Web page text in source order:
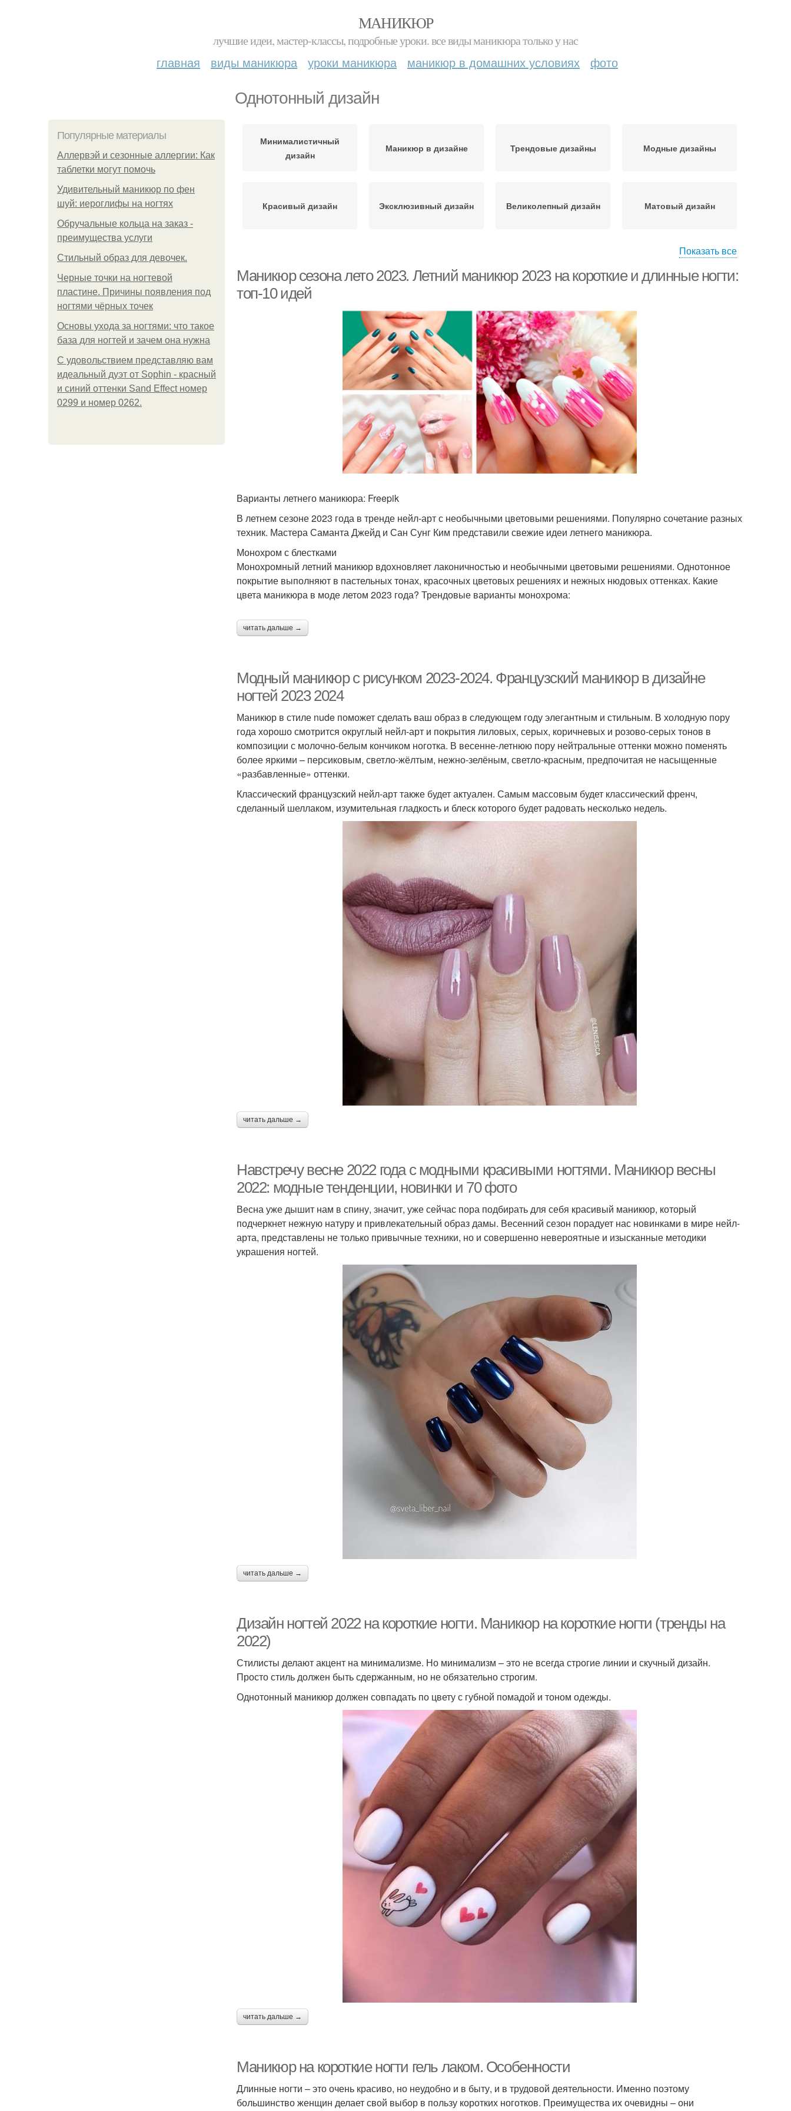
МАНИКЮР
лучшие идеи, мастер-классы, подробные уроки. все виды маникюра только у нас
главная виды маникюра уроки маникюра маникюр в домашних условиях фото
Однотонный дизайн
Популярные материалы
Аллервэй и сезонные аллергии: Как
таблетки могут помочь
Удивительный маникюр по фен
шуй: иероглифы на ногтях
Обручальные кольца на заказ -
преимущества услуги
Стильный образ для девочек.
Черные точки на ногтевой
пластине. Причины появления под
ногтями чёрных точек
Основы ухода за ногтями: что такое
база для ногтей и зачем она нужна
С удовольствием представляю вам
идеальный дуэт от Sophin - красный
и синий оттенки Sand Effect номер
0299 и номер 0262.
Минималистичный
дизайн
Маникюр в дизайне Трендовые дизайны Модные дизайны
Красивый дизайн Эксклюзивный дизайн Великолепный дизайн Матовый дизайн
Показать все
Маникюр сезона лето 2023. Летний маникюр 2023 на короткие и длинные ногти:
топ-10 идей
Варианты летнего маникюра: Freepik
В летнем сезоне 2023 года в тренде нейл-арт с необычными цветовыми решениями. Популярно сочетание разных
техник. Мастера Саманта Джейд и Сан Сунг Ким представили свежие идеи летнего маникюра.
Монохром с блестками
Монохромный летний маникюр вдохновляет лаконичностью и необычными цветовыми решениями. Однотонное
покрытие выполняют в пастельных тонах, красочных цветовых решениях и нежных нюдовых оттенках. Какие
цвета маникюра в моде летом 2023 года? Трендовые варианты монохрома:
читать дальше →
Модный маникюр с рисунком 2023-2024. Французский маникюр в дизайне
ногтей 2023 2024
Маникюр в стиле nude поможет сделать ваш образ в следующем году элегантным и стильным. В холодную пору
года хорошо смотрится округлый нейл-арт и покрытия лиловых, серых, коричневых и розово-серых тонов в
композиции с молочно-белым кончиком ноготка. В весенне-летнюю пору нейтральные оттенки можно поменять
более яркими – персиковым, светло-жёлтым, нежно-зелёным, светло-красным, предпочитая не насыщенные
«разбавленные» оттенки.
Классический французский нейл-арт также будет актуален. Самым массовым будет классический френч,
сделанный шеллаком, изумительная гладкость и блеск которого будет радовать несколько недель.
читать дальше →
Навстречу весне 2022 года с модными красивыми ногтями. Маникюр весны
2022: модные тенденции, новинки и 70 фото
Весна уже дышит нам в спину, значит, уже сейчас пора подбирать для себя красивый маникюр, который
подчеркнет нежную натуру и привлекательный образ дамы. Весенний сезон порадует нас новинками в мире нейл-
арта, представлены не только привычные техники, но и совершенно невероятные и изысканные методики
украшения ногтей.
читать дальше →
Дизайн ногтей 2022 на короткие ногти. Маникюр на короткие ногти (тренды на
2022)
Стилисты делают акцент на минимализме. Но минимализм – это не всегда строгие линии и скучный дизайн.
Просто стиль должен быть сдержанным, но не обязательно строгим.
Однотонный маникюр должен совпадать по цвету с губной помадой и тоном одежды.
читать дальше →
Маникюр на короткие ногти гель лаком. Особенности
Длинные ногти – это очень красиво, но неудобно и в быту, и в трудовой деятельности. Именно поэтому
большинство женщин делает свой выбор в пользу коротких ноготков. Преимущества их очевидны – они